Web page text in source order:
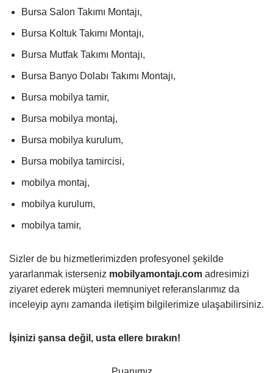
Bursa Salon Takımı Montajı,
Bursa Koltuk Takımı Montajı,
Bursa Mutfak Takımı Montajı,
Bursa Banyo Dolabı Takımı Montajı,
Bursa mobilya tamir,
Bursa mobilya montaj,
Bursa mobilya kurulum,
Bursa mobilya tamircisi,
mobilya montaj,
mobilya kurulum,
mobilya tamir,
Sizler de bu hizmetlerimizden profesyonel şekilde
yararlanmak isterseniz mobilyamontajı.com adresimizi
ziyaret ederek müşteri memnuniyet referanslarımız da
inceleyip aynı zamanda iletişim bilgilerimize ulaşabilirsiniz.
İşinizi şansa değil, usta ellere bırakın!